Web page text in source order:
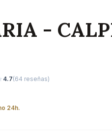
-
4.7(64 reseñas)
24h.